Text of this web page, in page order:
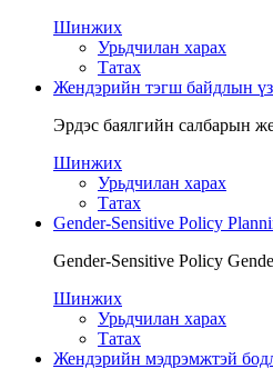
Шинжих
Урьдчилан харах
Татах
Жендэрийн тэгш байдлын
Эрдэс баялгийн салбарын
Шинжих
Урьдчилан харах
Татах
Gender-Sensitive Policy
Gender-Sensitive Policy
Шинжих
Урьдчилан харах
Татах
Жендэрийн мэдрэмжтэй